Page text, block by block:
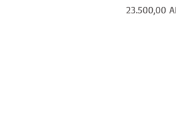
Precio
23.500,00